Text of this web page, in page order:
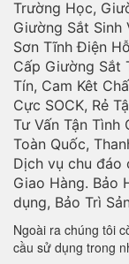
Trường Học,
Giường Sắt Sinh
Sơn Tĩnh Điện
Cấp Giường Sắt
Tín, Cam Kêt
Cực SOCK, Rẻ
Tư Vấn Tận
Toàn Quốc,
Dịch vụ chu đáo
Giao Hàng. Bảo
dụng, Bảo Trì
Ngoài ra chúng tôi
cầu sử dụng trong